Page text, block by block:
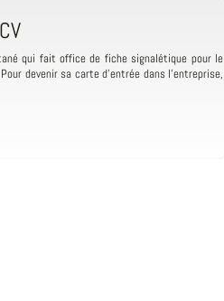
qui fait office de fiche signalétique pour le
devenir sa carte d’entrée dans l’entreprise,